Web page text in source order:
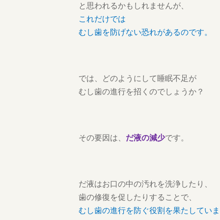
と思われるかもしれませんが、
これだけでは
むし歯を防げない恐れがあるのです。
では、どのようにして睡眠不足が
むし歯の進行を招くのでしょうか？
その要因は、 だ液の減少です。
だ液はお口の中の汚れを洗浄したり、
歯の修復を促したりすることで、
むし歯の進行を防ぐ役割を果たしてい